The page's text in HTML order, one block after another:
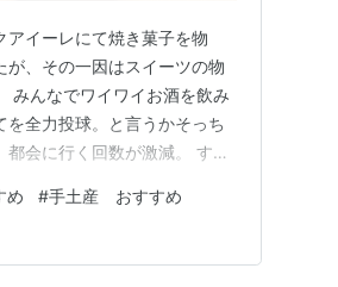
アイーレにて焼き菓子を物
、その一因はスイーツの物
みんなでワイワイお酒を飲み
全力投球。と言うかそっち
会に行く回数が激減。 する
♥ 義父義母もお土産買って
…
め #手土産 おすすめ